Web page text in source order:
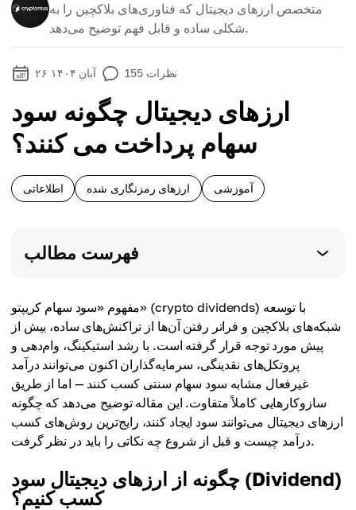
متخصص ارزهای دیجیتال که فناوری‌های بلاکچین را به
شکلی ساده و قابل فهم توضیح می‌دهد.
۲۶ آبان ۱۴۰۴ 155 نظرات
ارزهای دیجیتال چگونه سود
سهام پرداخت می کنند؟
اطلاعاتی ارزهای رمزنگاری شده آموزشی
فهرست مطالب
مفهوم «سود سهام کریپتو» (crypto dividends) با توسعه
شبکه‌های بلاکچین و فراتر رفتن آن‌ها از تراکنش‌های ساده، بیش از
پیش مورد توجه قرار گرفته است. با رشد استیکینگ، وام‌دهی و
پروتکل‌های نقدینگی، سرمایه‌گذاران اکنون می‌توانند درآمد
غیرفعال مشابه سود سهام سنتی کسب کنند — اما از طریق
سازوکارهایی کاملاً متفاوت. این مقاله توضیح می‌دهد که چگونه
ارزهای دیجیتال می‌توانند سود ایجاد کنند، رایج‌ترین روش‌های کسب
درآمد چیست و قبل از شروع چه نکاتی را باید در نظر گرفت.
چگونه از ارزهای دیجیتال سود (Dividend)
کسب کنیم؟